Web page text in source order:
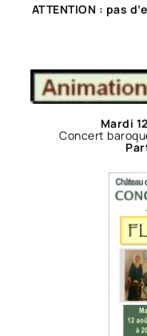
ATTENTION : pas
Mardi
Concert